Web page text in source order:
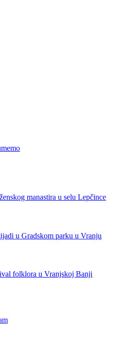
manastira u selu Lepčince
u Gradskom parku u Vranju
folklora u Vranjskoj Banji